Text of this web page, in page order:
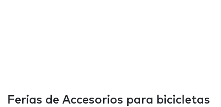
Ferias de Accesorios para bicicletas